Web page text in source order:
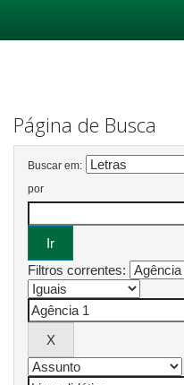
Página de Busca
Buscar em:
por
Filtros correntes: